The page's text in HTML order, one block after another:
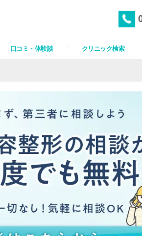
口コミ・体験談 クリニック検索